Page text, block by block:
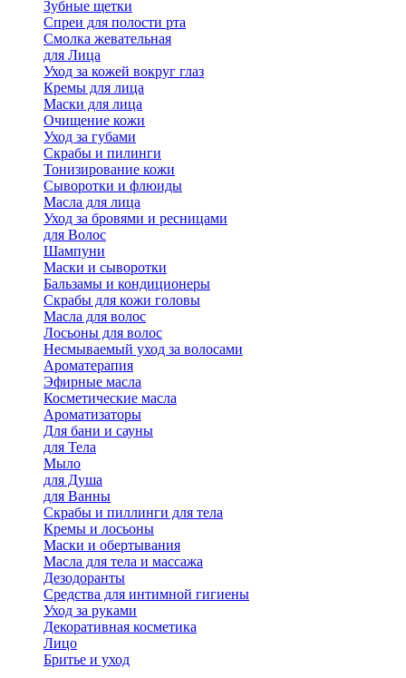
Зубные щетки
Спреи для полости рта
Смолка жевательная
для Лица
Уход за кожей вокруг глаз
Кремы для лица
Маски для лица
Очищение кожи
Уход за губами
Скрабы и пилинги
Тонизирование кожи
Сыворотки и флюиды
Масла для лица
Уход за бровями и ресницами
для Волос
Шампуни
Маски и сыворотки
Бальзамы и кондиционеры
Скрабы для кожи головы
Масла для волос
Лосьоны для волос
Несмываемый уход за волосами
Ароматерапия
Эфирные масла
Косметические масла
Ароматизаторы
Для бани и сауны
для Тела
Мыло
для Душа
для Ванны
Скрабы и пиллинги для тела
Кремы и лосьоны
Маски и обертывания
Масла для тела и массажа
Дезодоранты
Средства для интимной гигиены
Уход за руками
Декоративная косметика
Лицо
Бритье и уход